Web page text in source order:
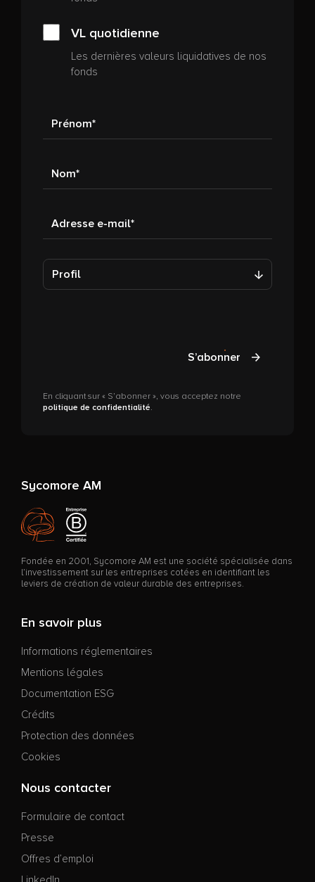
VL quotidienne
Les dernières valeurs liquidatives de nos
fonds
Prénom
Profil
En cliquant sur « S’abonner », vous acceptez notre
politique de confidentialité.
S’abonner
Sycomore AM
Fondée en 2001, Sycomore AM est une société spécialisée dans
l’investissement sur les entreprises cotées en identifiant les
leviers de création de valeur durable des entreprises.
En savoir plus
Informations réglementaires
Mentions légales
Documentation ESG
Crédits
Protection des données
Cookies
Nous contacter
Formulaire de contact
Presse
Offres d’emploi